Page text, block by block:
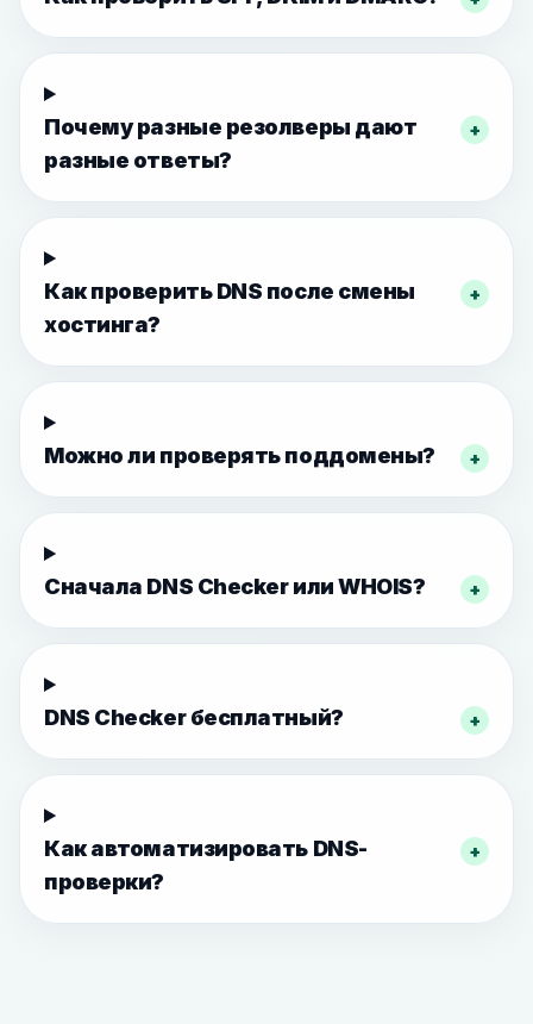
Почему разные резолверы дают
разные ответы?
+
Как проверить DNS после смены
хостинга?
+
Можно ли проверять поддомены? +
Сначала DNS Checker или WHOIS? +
DNS Checker бесплатный? +
Как автоматизировать DNS-
проверки?
+